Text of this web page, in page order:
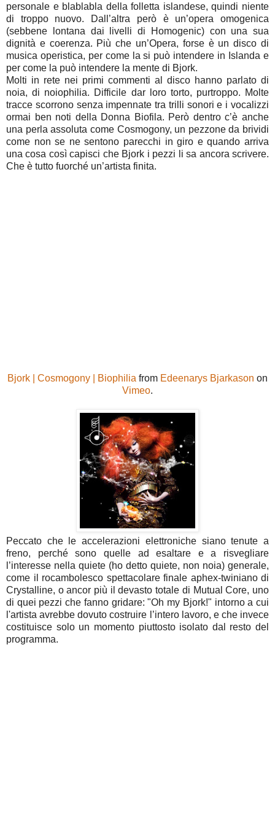
personale e blablabla della folletta islandese, quindi niente
di troppo nuovo. Dall’altra però è un’opera omogenica
(sebbene lontana dai livelli di Homogenic) con una sua
dignità e coerenza. Più che un’Opera, forse è un disco di
musica operistica, per come la si può intendere in Islanda e
per come la può intendere la mente di Bjork.
Molti in rete nei primi commenti al disco hanno parlato di
noia, di noiophilia. Difficile dar loro torto, purtroppo. Molte
tracce scorrono senza impennate tra trilli sonori e i vocalizzi
ormai ben noti della Donna Biofila. Però dentro c’è anche
una perla assoluta come Cosmogony, un pezzone da brividi
come non se ne sentono parecchi in giro e quando arriva
una cosa così capisci che Bjork i pezzi li sa ancora scrivere.
Che è tutto fuorché un’artista finita.
Bjork | Cosmogony | Biophilia from Edeenarys Bjarkason on
Vimeo.
Peccato che le accelerazioni elettroniche siano tenute a
freno, perché sono quelle ad esaltare e a risvegliare
l’interesse nella quiete (ho detto quiete, non noia) generale,
come il rocambolesco spettacolare finale aphex-twiniano di
Crystalline, o ancor più il devasto totale di Mutual Core, uno
di quei pezzi che fanno gridare: "Oh my Bjork!" intorno a cui
l'artista avrebbe dovuto costruire l’intero lavoro, e che invece
costituisce solo un momento piuttosto isolato dal resto del
programma.